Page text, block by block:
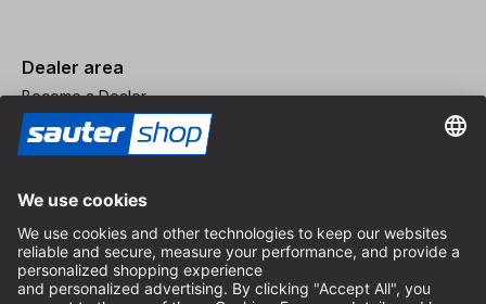
Dealer area
Become a Dealer
Imprint
Terms and Conditions